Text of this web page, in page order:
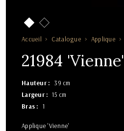
Accueil Catalogue Applique
21984 'Vienne'
Hauteur
39 cm
Largeur
15 cm
Bras
1
Applique 'Vienne'